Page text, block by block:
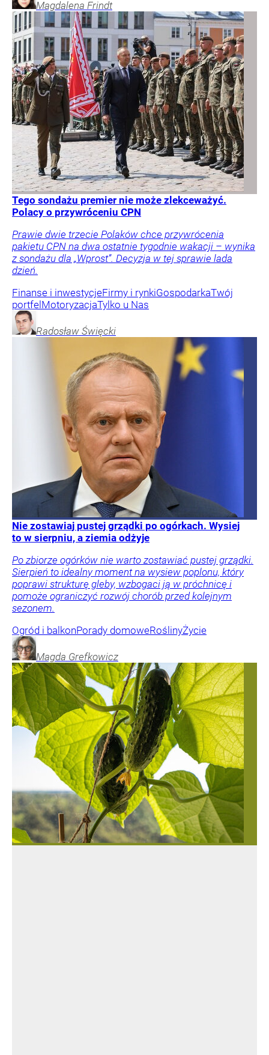
Magdalena Frindt
Tego sondażu premier nie może zlekceważyć.
Polacy o przywróceniu CPN
Prawie dwie trzecie Polaków chce przywrócenia
pakietu CPN na dwa ostatnie tygodnie wakacji – wynika
z sondażu dla „Wprost”. Decyzja w tej sprawie lada
dzień.
Finanse i inwestycjeFirmy i rynkiGospodarkaTwój
portfel MotoryzacjaTylko u Nas
Radosław Święcki
Nie zostawiaj pustej grządki po ogórkach. Wysiej
to w sierpniu, a ziemia odżyje
Po zbiorze ogórków nie warto zostawiać pustej grządki.
Sierpień to idealny moment na wysiew poplonu, który
poprawi strukturę gleby, wzbogaci ją w próchnicę i
pomoże ograniczyć rozwój chorób przed kolejnym
sezonem.
Ogród i balkonPorady domoweRoślinyŻycie
Magda Grefkowicz